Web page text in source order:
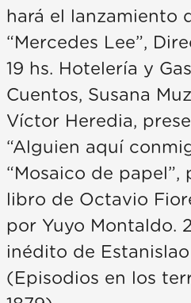
hará el lanzamiento
“Mercedes Lee”,
19 hs. Hotelería y
Cuentos, Susana
Víctor Heredia,
“Alguien aquí
“Mosaico de papel”,
libro de Octavio
por Yuyo Montaldo.
inédito de Estanislao
(Episodios en los